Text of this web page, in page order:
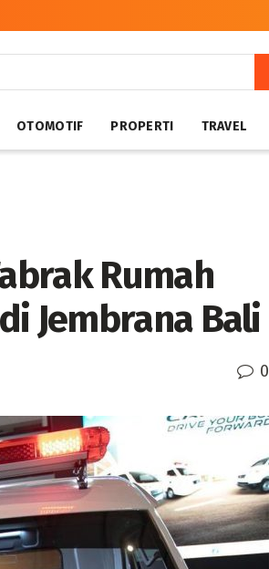
OTOMOTIF PROPERTI TRAVEL
Rumah
Jembrana Bali
0